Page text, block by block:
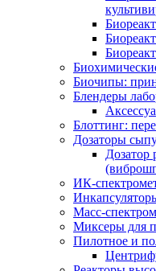
Биочипы:
Блендеры
Блоттинг:
Дозаторы
Дозатор
ИК-
Масс-
Миксеры для
Пилотное и